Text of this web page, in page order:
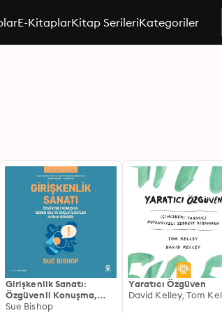
E-KitaplarKitap SerileriKategoriler
Girişkenlik Sanatı:
Özgüvenli Konuşma,
Beden Dili ve Güçlü
Sue Bishop
Yaratıcı Özgüven
David Kelley, Tom